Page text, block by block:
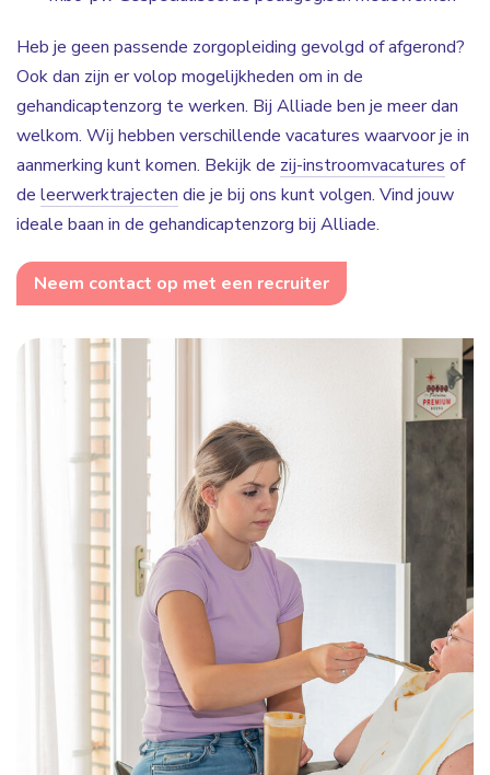
Heb je geen passende zorgopleiding gevolgd of afgerond?
Ook dan zijn er volop mogelijkheden om in de
gehandicaptenzorg te werken. Bij Alliade ben je meer dan
welkom. Wij hebben verschillende vacatures waarvoor je in
aanmerking kunt komen. Bekijk de zij-instroomvacatures of
de leerwerktrajecten die je bij ons kunt volgen. Vind jouw
ideale baan in de gehandicaptenzorg bij Alliade.
Neem contact op met een recruiter